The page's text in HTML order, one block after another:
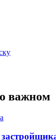
важном